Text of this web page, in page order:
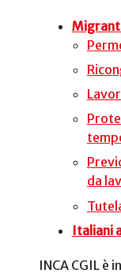
da
Italiani
INCA CGIL è